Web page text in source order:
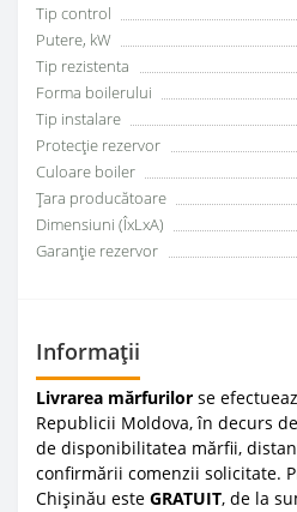
Tip control
Putere, kW
Tip rezistenta
Forma boilerului
Tip instalare
Protecție rezervor
Culoare boiler
Țara producătoare
Dimensiuni (ÎxLxA)
Garanţie rezervor
Informații
Livrarea mărfurilor se
Republicii Moldova, în decurs
de disponibilitatea mărfii,
confirmării comenzii solicitate.
Chișinău este GRATUIT, de la